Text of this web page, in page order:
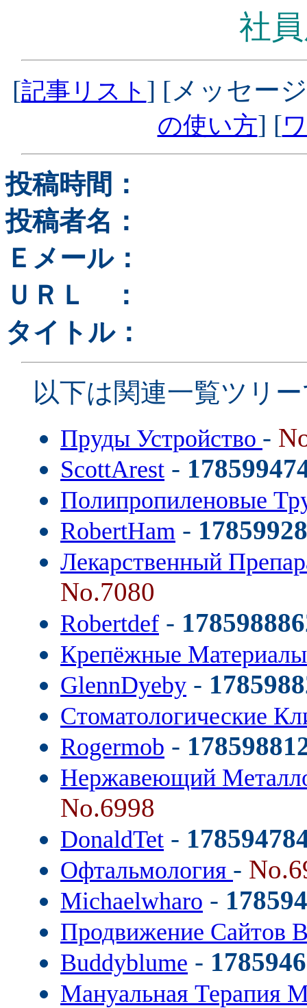
社
[記事リスト ] [メッセー
の使い方] [
投稿時間：
投稿者名：
Ｅメール：
ＵＲＬ ：
タイトル：
以下は関連一覧ツリ
Пруды Устройство -
ScottArest -
Полипропиленовые
RobertHam -
Лекарственный
No.7080
Robertdef -
Крепёжные
GlennDyeby -
Стоматологические
Rogermob -
Нержавеющий
No.6998
DonaldTet -
Офтальмология -
Michaelwharo -
Продвижение Сайтов
Buddyblume -
Мануальная Терапия